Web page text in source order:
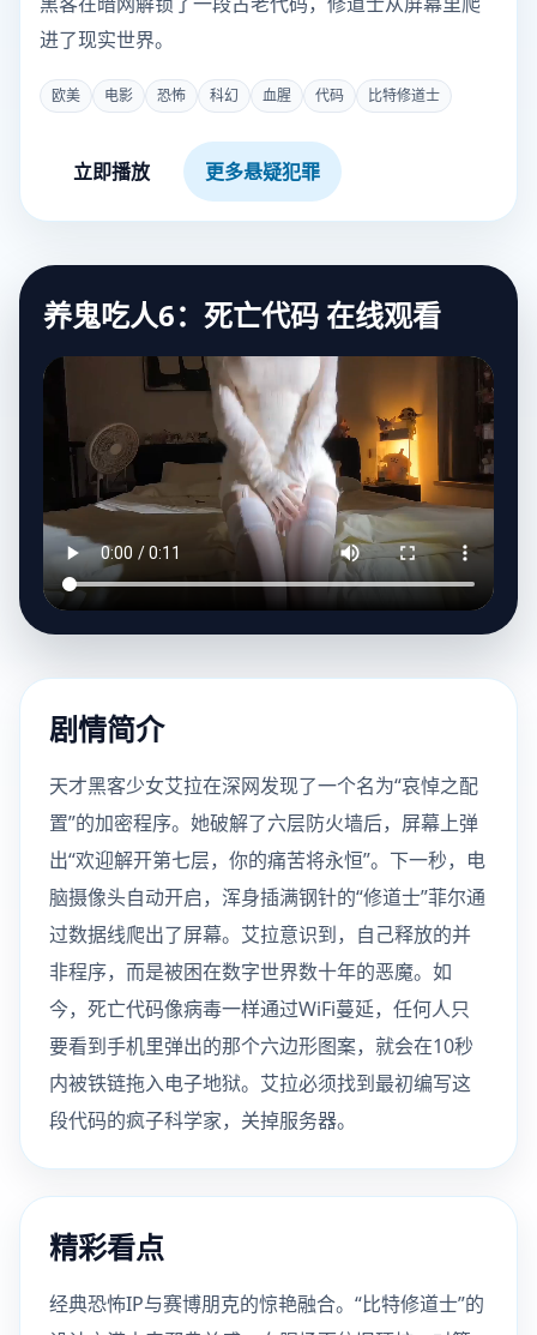
进了现实世界。
欧美 电影 恐怖 科幻 血腥 代码 比特修道士
立即播放 更多悬疑犯罪
养鬼吃人6：死亡代码 在线观看
剧情简介
天才黑客少女艾拉在深网发现了一个名为“哀悼之配
置”的加密程序。她破解了六层防火墙后，屏幕上弹
出“欢迎解开第七层，你的痛苦将永恒”。下一秒，电
脑摄像头自动开启，浑身插满钢针的“修道士”菲尔通
过数据线爬出了屏幕。艾拉意识到，自己释放的并
非程序，而是被困在数字世界数十年的恶魔。如
今，死亡代码像病毒一样通过WiFi蔓延，任何人只
要看到手机里弹出的那个六边形图案，就会在10秒
内被铁链拖入电子地狱。艾拉必须找到最初编写这
段代码的疯子科学家，关掉服务器。
精彩看点
经典恐怖IP与赛博朋克的惊艳融合。“比特修道士”的